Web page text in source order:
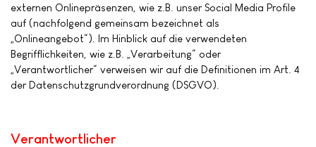
externen Onlinepräsenzen, wie z.B. unser Social Media Profile
auf (nachfolgend gemeinsam bezeichnet als
„Onlineangebot“). Im Hinblick auf die verwendeten
Begrifflichkeiten, wie z.B. „Verarbeitung“ oder
„Verantwortlicher“ verweisen wir auf die Definitionen im Art. 4
der Datenschutzgrundverordnung (DSGVO).
Verantwortlicher